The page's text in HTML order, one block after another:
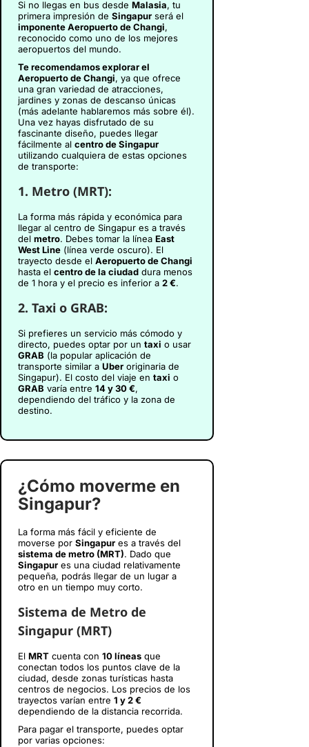
Si no llegas en bus desde Malasia, tu
primera impresión de Singapur será el
imponente Aeropuerto de Changi,
reconocido como uno de los mejores
aeropuertos del mundo.
Te recomendamos explorar el
Aeropuerto de Changi, ya que ofrece
una gran variedad de atracciones,
jardines y zonas de descanso únicas
(más adelante hablaremos más sobre él).
Una vez hayas disfrutado de su
fascinante diseño, puedes llegar
fácilmente al centro de Singapur
utilizando cualquiera de estas opciones
de transporte:
1. Metro (MRT):
La forma más rápida y económica para
llegar al centro de Singapur es a través
del metro. Debes tomar la línea East
West Line (línea verde oscuro). El
trayecto desde el Aeropuerto de Changi
hasta el centro de la ciudad dura menos
de 1 hora y el precio es inferior a 2 €.
2. Taxi o GRAB:
Si prefieres un servicio más cómodo y
directo, puedes optar por un taxi o usar
GRAB (la popular aplicación de
transporte similar a Uber originaria de
Singapur). El costo del viaje en taxi o
GRAB varía entre 14 y 30 €,
dependiendo del tráfico y la zona de
destino.
¿Cómo moverme en
Singapur?
La forma más fácil y eficiente de
moverse por Singapur es a través del
sistema de metro (MRT). Dado que
Singapur es una ciudad relativamente
pequeña, podrás llegar de un lugar a
otro en un tiempo muy corto.
Sistema de Metro de
Singapur (MRT)
El MRT cuenta con 10 líneas que
conectan todos los puntos clave de la
ciudad, desde zonas turísticas hasta
centros de negocios. Los precios de los
trayectos varían entre 1 y 2 €
dependiendo de la distancia recorrida.
Para pagar el transporte, puedes optar
por varias opciones: